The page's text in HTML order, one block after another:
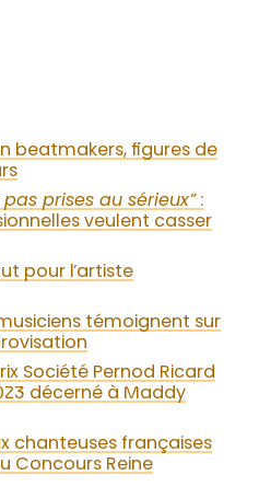
beatmakers, figures de
pas prises au sérieux”:
veulent casser
pour l’artiste
témoignent sur
Société Pernod Ricard
décerné à Maddy
chanteuses françaises
Concours Reine